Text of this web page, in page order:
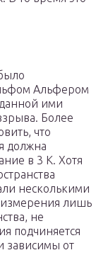
Альфером
ими
Более
что
должна
в 3 К. Хотя
несколькими
измерения лишь
не
подчиняется
зависимы от